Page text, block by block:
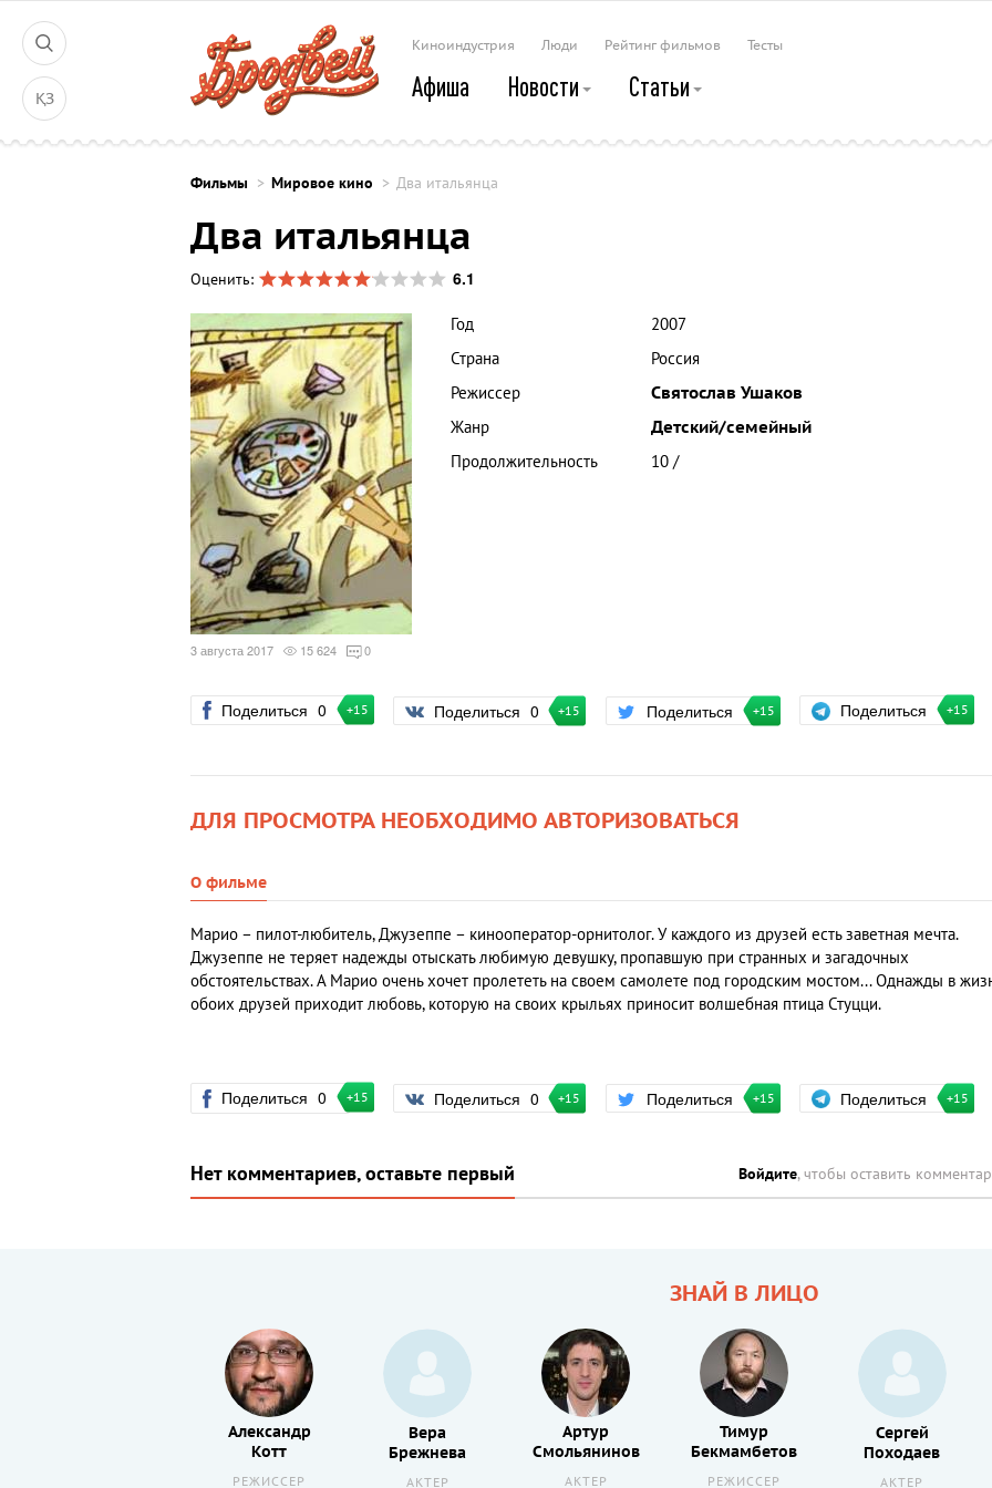
ҚЗ
Киноиндустрия Люди Рейтинг фильмов Тесты
Афиша Новости Статьи
Фильмы Мировое кино Два итальянца
Два итальянца
Оценить: 6.1
3 августа 2017 15 624 0
Год
2007
Страна
Россия
Режиссер
Святослав Ушаков
Жанр
Детский/семейный
Продолжительность
10 /
Поделиться 0 +15 Поделиться 0 +15 Поделиться +15 Поделиться +15
ДЛЯ ПРОСМОТРА НЕОБХОДИМО АВТОРИЗОВАТЬСЯ
О фильме
Марио – пилот-любитель, Джузеппе – кинооператор-орнитолог. У каждого из друзей есть заветная мечта.
Джузеппе не теряет надежды отыскать любимую девушку, пропавшую при странных и загадочных
обстоятельствах. А Марио очень хочет пролететь на своем самолете под городским мостом... Однажды в
обоих друзей приходит любовь, которую на своих крыльях приносит волшебная птица Стуцци.
Поделиться 0 +15 Поделиться 0 +15 Поделиться +15 Поделиться +15
Нет комментариев, оставьте первый Войдите, чтобы оставить
ЗНАЙ В ЛИЦО
Александр
Котт
РЕЖИССЕР
Вера
Брежнева
АКТЕР
Артур
Смольянинов
АКТЕР
Тимур
Бекмамбетов
РЕЖИССЕР
Сергей
Походаев
АКТЕР